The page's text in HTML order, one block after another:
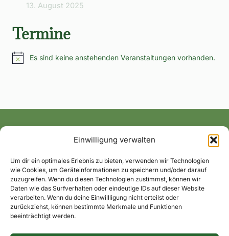
Einwilligung verwalten
Um dir ein optimales Erlebnis zu bieten, verwenden wir Technologien
wie Cookies, um Geräteinformationen zu speichern und/oder darauf
zuzugreifen. Wenn du diesen Technologien zustimmst, können wir
Daten wie das Surfverhalten oder eindeutige IDs auf dieser Website
verarbeiten. Wenn du deine Einwillligung nicht erteilst oder
zurückziehst, können bestimmte Merkmale und Funktionen
beeinträchtigt werden.
13. August 2025
Termine
HinweisEs sind keine anstehenden Veranstaltungen vorhanden.
Alle News und Termine ins Postfach!